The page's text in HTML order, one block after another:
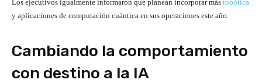
Los ejecutivos igualmente informaron que planean incorporar más robótica
y aplicaciones de computación cuántica en sus operaciones este año.
Cambiando la comportamiento
con destino a la IA